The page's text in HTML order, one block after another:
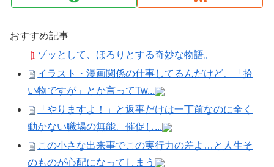
おすすめ記事
ゾッとして、ほろりとする奇妙な物語。
イラスト・漫画関係の仕事してるんだけど、「拾
い物ですが」とか言ってTw...
「やりますよ！」と返事だけは一丁前なのに全く
動かない職場の無能、催促し...
この小さな出来事でこの実行力の差よ…と人生そ
のものが心配になってしまう